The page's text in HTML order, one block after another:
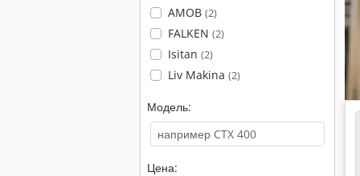
AMOB (2)
FALKEN (2)
Isitan (2)
Liv Makina (2)
Модель:
Цена: